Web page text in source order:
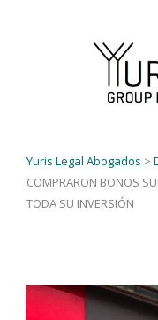
Yuris Legal Abogados >
COMPRARON BONOS
TODA SU INVERSIÓN